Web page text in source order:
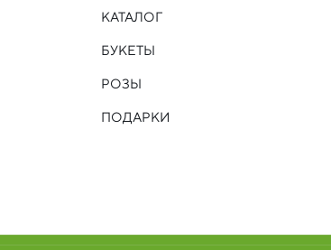
КАТАЛОГ
БУКЕТЫ
РОЗЫ
ПОДАРКИ